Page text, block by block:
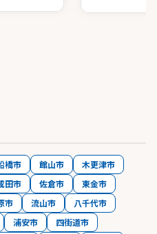
橋市 館山市
木更津市
田市 佐倉市
東金市
市 流山市
八千代市
浦安市
四街道市